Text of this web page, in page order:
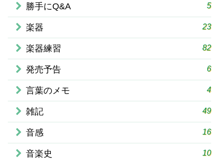
勝手にQ&A 5
楽器 23
楽器練習 82
発売予告 6
言葉のメモ 4
雑記 49
音感 16
音楽史 10